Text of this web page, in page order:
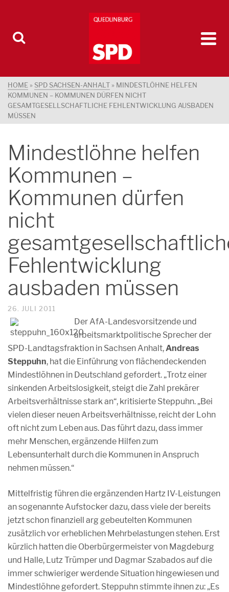
HOME » SPD SACHSEN-ANHALT » MINDESTLÖHNE HELFEN
KOMMUNEN – KOMMUNEN DÜRFEN NICHT
GESAMTGESELLSCHAFTLICHE FEHLENTWICKLUNG AUSBADEN
MÜSSEN
Mindestlöhne helfen
Kommunen –
Kommunen dürfen
nicht
Fehlentwicklung
ausbaden müssen
26. JULI 2011
Der AfA-Landesvorsitzende und
arbeitsmarktpolitische Sprecher der
SPD-Landtagsfraktion in Sachsen Anhalt,Andreas
Steppuhn, hat die Einführung von flächendeckenden
Mindestlöhnen in Deutschland gefordert. „Trotz einer
sinkenden Arbeitslosigkeit, steigt die Zahl prekärer
Arbeitsverhältnisse stark an“, kritisierte Steppuhn. „Bei
vielen dieser neuen Arbeitsverhältnisse, reicht der Lohn
oft nicht zum Leben aus. Das führt dazu, dass immer
mehr Menschen, ergänzende Hilfen zum
Lebensunterhalt durch die Kommunen in Anspruch
nehmen müssen.“
Mittelfristig führen die ergänzenden Hartz IV-Leistungen
an sogenannte Aufstocker dazu, dass viele der bereits
jetzt schon finanziell arg gebeutelten Kommunen
zusätzlich vor erheblichen Mehrbelastungen stehen. Erst
kürzlich hatten die Oberbürgermeister von Magdeburg
und Halle, Lutz Trümper und Dagmar Szabados auf die
immer schwieriger werdende Situation hingewiesen und
Mindestlöhne gefordert. Steppuhn stimmte ihnen zu: „Es